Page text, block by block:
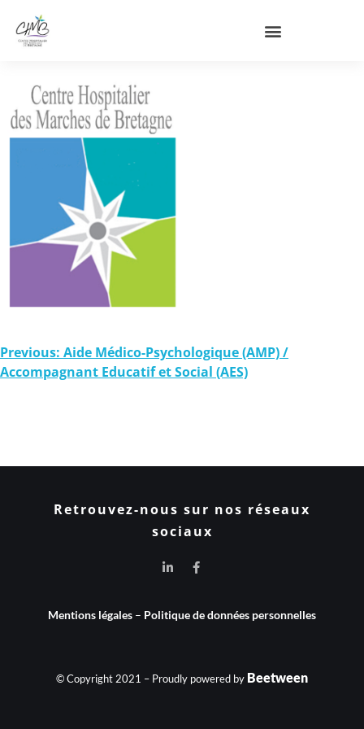
Previous: Aide Médico-Psychologique (AMP) /
Accompagnant Educatif et Social (AES)
Retrouvez-nous sur nos réseaux
sociaux
Mentions légales – Politique de données personnelles
© Copyright 2021 – Proudly powered by Beetween